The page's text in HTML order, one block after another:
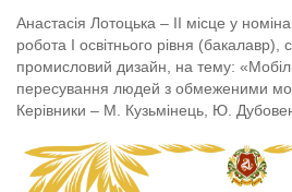
Анастасія Лотоцька – ІІ місце у
робота І освітнього рівня (бакалавр),
промисловий дизайн, на тему:
пересування людей з обмеженими
Керівники – М. Кузьмінець, Ю.